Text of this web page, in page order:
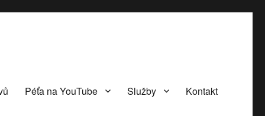
Péťa na YouTube Služby Kontakt